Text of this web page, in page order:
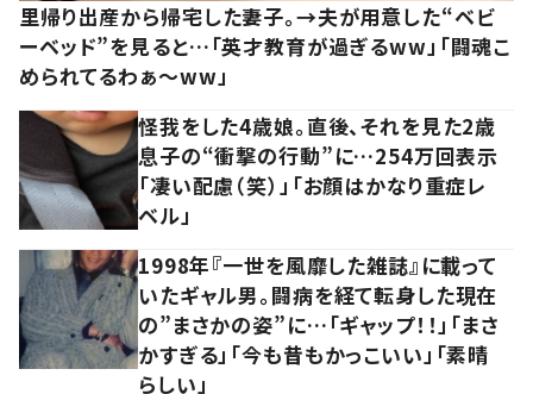
里帰り出産から帰宅した妻子。→夫が用意した“ベビ
ーベッド”を見ると…「英才教育が過ぎるww」「闘魂こ
められてるわぁ～ww」
怪我をした4歳娘。直後、それを見た2歳
息子の“衝撃の行動”に…254万回表示
「凄い配慮（笑）」「お顔はかなり重症レ
ベル」
1998年『一世を風靡した雑誌』に載って
いたギャル男。闘病を経て転身した現在
の”まさかの姿”に…「ギャップ！！」「まさ
かすぎる」「今も昔もかっこいい」「素晴
らしい」